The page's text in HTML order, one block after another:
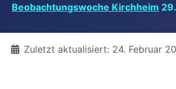
Beobachtungswoche Kirchheim
DetailsZuletzt aktualisiert: 24. Februar